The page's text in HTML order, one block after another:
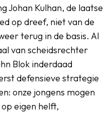
Johan Kulhan, de laatse
op dreef, niet van de
terug in de basis. Al
van scheidsrechter
Blok inderdaad
defensieve strategie
onze jongens mogen
eigen helft,